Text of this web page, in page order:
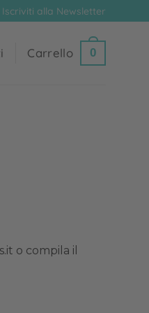
Iscriviti alla Newsletter
Carrello 0
o compila il